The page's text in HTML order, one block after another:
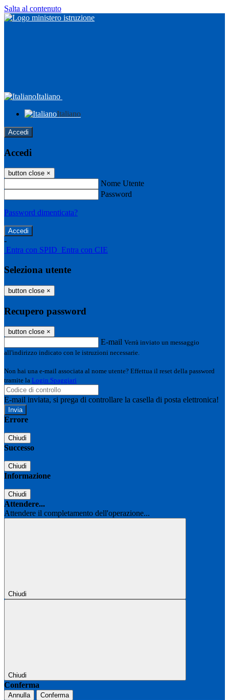
Salta al contenuto
Italiano
Italiano
Accedi
Accedi
button close ×
Nome Utente
Password
Password dimenticata?
-
Entra con SPID Entra con CIE
Seleziona utente
button close ×
Recupero password
button close ×
E-mail Verrà inviato un messaggio
all'indirizzo indicato con le istruzioni necessarie.
Non hai una e-mail associata al nome utente? Effettua il reset della password
tramite la Login Spaggiari
E-mail inviata, si prega di controllare la casella di posta elettronica!
Errore
Chiudi
Successo
Chiudi
Informazione
Chiudi
Attendere...
Attendere il completamento dell'operazione...
Chiudi
Chiudi
Conferma
Annulla Conferma